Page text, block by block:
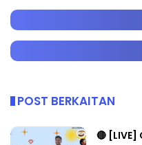
POST BERKAITAN
🔴 [LIVE]